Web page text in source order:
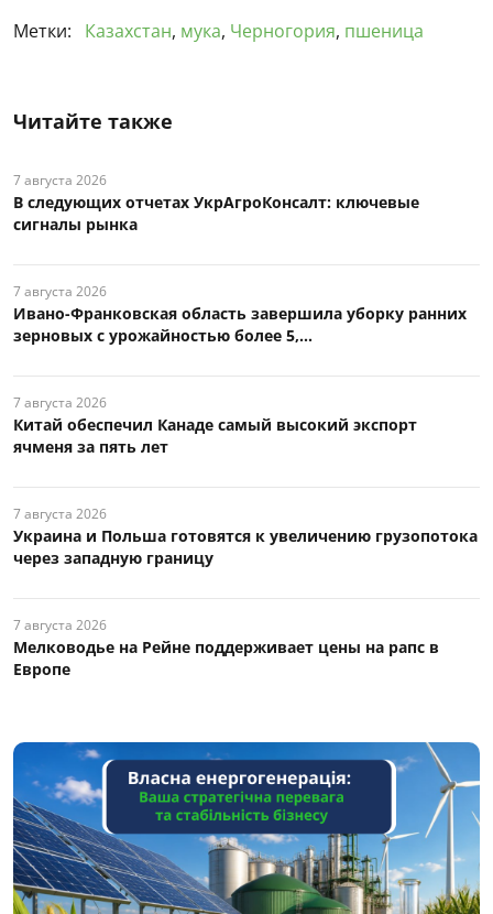
Метки:
Казахстан, мука, Черногория, пшеница
Читайте также
7 августа 2026
В следующих отчетах УкрАгроКонсалт: ключевые
сигналы рынка
7 августа 2026
Ивано-Франковская область завершила уборку ранних
зерновых с урожайностью более 5,...
7 августа 2026
Китай обеспечил Канаде самый высокий экспорт
ячменя за пять лет
7 августа 2026
Украина и Польша готовятся к увеличению грузопотока
через западную границу
7 августа 2026
Мелководье на Рейне поддерживает цены на рапс в
Европе